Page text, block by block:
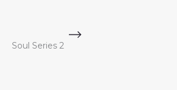
Soul Series 2